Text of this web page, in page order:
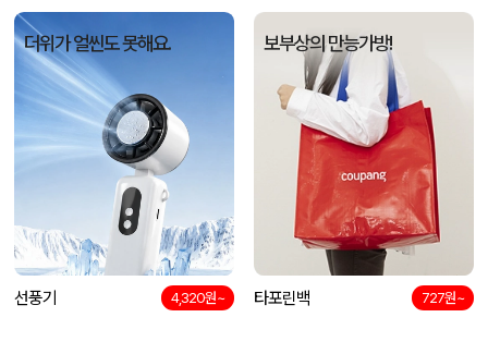
더위가 얼씬도 못해요.
선풍기 4,320원~
보부상의 만능가방!
타포린백 727원~